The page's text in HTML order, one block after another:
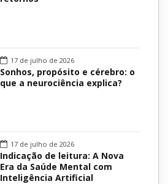
17 de julho de 2026
Sonhos, propósito e cérebro: o
que a neurociência explica?
17 de julho de 2026
Indicação de leitura: A Nova
Era da Saúde Mental com
Inteligência Artificial